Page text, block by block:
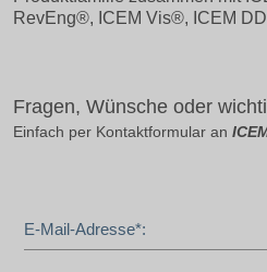
RevEng®, ICEM Vis®, ICEM
Fragen, Wünsche oder
Einfach per Kontaktformular an
E-Mail-Adresse*: